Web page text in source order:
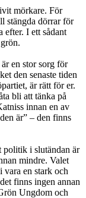
mörkare. För
stängda dörrar för
I ett sådant
en stor sorg för
den senaste tiden
är rätt för er.
bli att tänka på
innan en av
är” – den finns
politik i slutändan är
mindre. Valet
vara en stark och
finns ingen annan
Ungdom och